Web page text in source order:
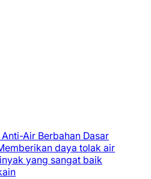
Anti-Air Berbahan Dasar
daya tolak air
yang sangat baik